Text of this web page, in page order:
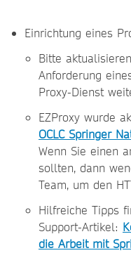
Einrichtung eines
Bitte
Anforderung
Proxy-Dienst
EZProxy wurde
OCLC Springer
Wenn Sie einen
sollten, dann
Team, um den
Hilfreiche Tipps
Support-Artikel:
die Arbeit mit